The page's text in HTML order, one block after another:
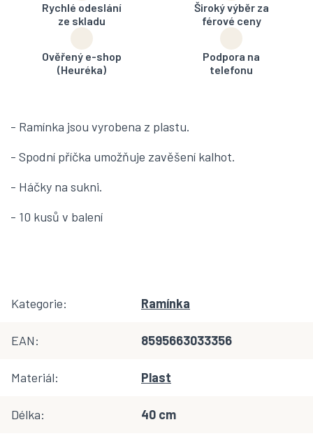
Rychlé odeslání
ze skladu
Široký výběr za
férové ceny
Ověřený e-shop
(Heuréka)
Podpora na
telefonu
- Ramínka jsou vyrobena z plastu.
- Spodní příčka umožňuje zavěšení kalhot.
- Háčky na sukni.
- 10 kusů v balení
Kategorie: Ramínka
EAN: 8595663033356
Materiál: Plast
Délka: 40 cm